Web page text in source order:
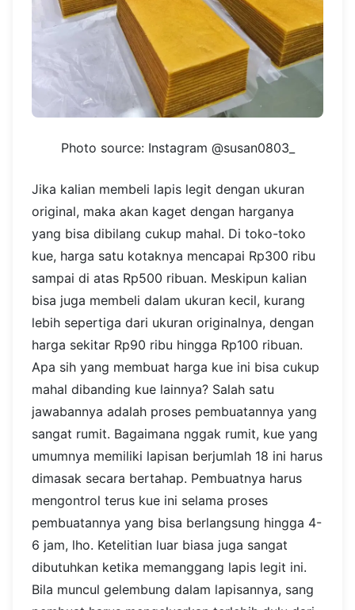
Photo source: Instagram @susan0803_
Jika kalian membeli lapis legit dengan ukuran
original, maka akan kaget dengan harganya
yang bisa dibilang cukup mahal. Di toko-toko
kue, harga satu kotaknya mencapai Rp300 ribu
sampai di atas Rp500 ribuan. Meskipun kalian
bisa juga membeli dalam ukuran kecil, kurang
lebih sepertiga dari ukuran originalnya, dengan
harga sekitar Rp90 ribu hingga Rp100 ribuan.
Apa sih yang membuat harga kue ini bisa cukup
mahal dibanding kue lainnya? Salah satu
jawabannya adalah proses pembuatannya yang
sangat rumit. Bagaimana nggak rumit, kue yang
umumnya memiliki lapisan berjumlah 18 ini harus
dimasak secara bertahap. Pembuatnya harus
mengontrol terus kue ini selama proses
pembuatannya yang bisa berlangsung hingga 4-
6 jam, lho. Ketelitian luar biasa juga sangat
dibutuhkan ketika memanggang lapis legit ini.
Bila muncul gelembung dalam lapisannya, sang